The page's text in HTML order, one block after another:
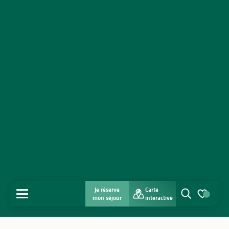
Je réserve
mon séjour
Carte
interactive